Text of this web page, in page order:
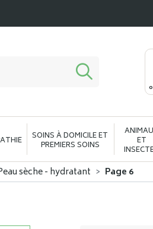
SOINS À DOMICILE ET
PREMIERS SOINS ET
sèche - hydratant Page 6